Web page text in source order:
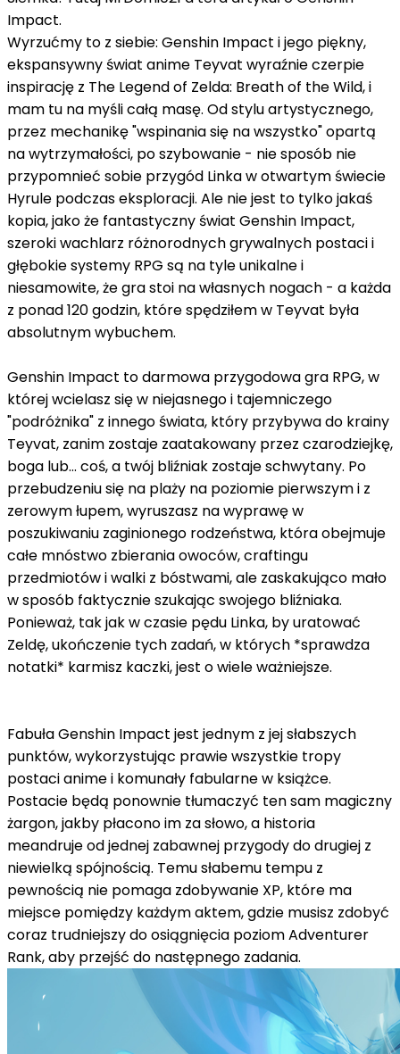
Impact.
Wyrzućmy to z siebie: Genshin Impact i jego piękny,
ekspansywny świat anime Teyvat wyraźnie czerpie
inspirację z The Legend of Zelda: Breath of the Wild, i
mam tu na myśli całą masę. Od stylu artystycznego,
przez mechanikę "wspinania się na wszystko" opartą
na wytrzymałości, po szybowanie - nie sposób nie
przypomnieć sobie przygód Linka w otwartym świecie
Hyrule podczas eksploracji. Ale nie jest to tylko jakaś
kopia, jako że fantastyczny świat Genshin Impact,
szeroki wachlarz różnorodnych grywalnych postaci i
głębokie systemy RPG są na tyle unikalne i
niesamowite, że gra stoi na własnych nogach - a każda
z ponad 120 godzin, które spędziłem w Teyvat była
absolutnym wybuchem.
Genshin Impact to darmowa przygodowa gra RPG, w
której wcielasz się w niejasnego i tajemniczego
"podróżnika" z innego świata, który przybywa do krainy
Teyvat, zanim zostaje zaatakowany przez czarodziejkę,
boga lub... coś, a twój bliźniak zostaje schwytany. Po
przebudzeniu się na plaży na poziomie pierwszym i z
zerowym łupem, wyruszasz na wyprawę w
poszukiwaniu zaginionego rodzeństwa, która obejmuje
całe mnóstwo zbierania owoców, craftingu
przedmiotów i walki z bóstwami, ale zaskakująco mało
w sposób faktycznie szukając swojego bliźniaka.
Ponieważ, tak jak w czasie pędu Linka, by uratować
Zeldę, ukończenie tych zadań, w których *sprawdza
notatki* karmisz kaczki, jest o wiele ważniejsze.
Fabuła Genshin Impact jest jednym z jej słabszych
punktów, wykorzystując prawie wszystkie tropy
postaci anime i komunały fabularne w książce.
Postacie będą ponownie tłumaczyć ten sam magiczny
żargon, jakby płacono im za słowo, a historia
meandruje od jednej zabawnej przygody do drugiej z
niewielką spójnością. Temu słabemu tempu z
pewnością nie pomaga zdobywanie XP, które ma
miejsce pomiędzy każdym aktem, gdzie musisz zdobyć
coraz trudniejszy do osiągnięcia poziom Adventurer
Rank, aby przejść do następnego zadania.